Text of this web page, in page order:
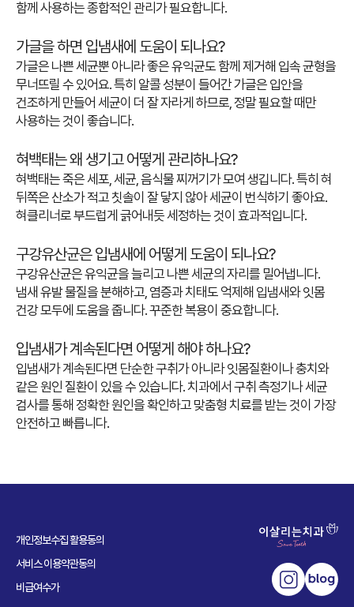
함께 사용하는 종합적인 관리가 필요합니다.
가글을 하면 입냄새에 도움이 되나요?
가글은 나쁜 세균뿐 아니라 좋은 유익균도 함께 제거해 입속 균형을
무너뜨릴 수 있어요. 특히 알콜 성분이 들어간 가글은 입안을
건조하게 만들어 세균이 더 잘 자라게 하므로, 정말 필요할 때만
사용하는 것이 좋습니다.
혀백태는 왜 생기고 어떻게 관리하나요?
혀백태는 죽은 세포, 세균, 음식물 찌꺼기가 모여 생깁니다. 특히 혀
뒤쪽은 산소가 적고 칫솔이 잘 닿지 않아 세균이 번식하기 좋아요.
혀클리너로 부드럽게 긁어내듯 세정하는 것이 효과적입니다.
구강유산균은 입냄새에 어떻게 도움이 되나요?
구강유산균은 유익균을 늘리고 나쁜 세균의 자리를 밀어냅니다.
냄새 유발 물질을 분해하고, 염증과 치태도 억제해 입냄새와 잇몸
건강 모두에 도움을 줍니다. 꾸준한 복용이 중요합니다.
입냄새가 계속된다면 어떻게 해야 하나요?
입냄새가 계속된다면 단순한 구취가 아니라 잇몸질환이나 충치와
같은 원인 질환이 있을 수 있습니다. 치과에서 구취 측정기나 세균
검사를 통해 정확한 원인을 확인하고 맞춤형 치료를 받는 것이 가장
안전하고 빠릅니다.
개인정보수집 활용동의
서비스 이용약관동의
비급여수가